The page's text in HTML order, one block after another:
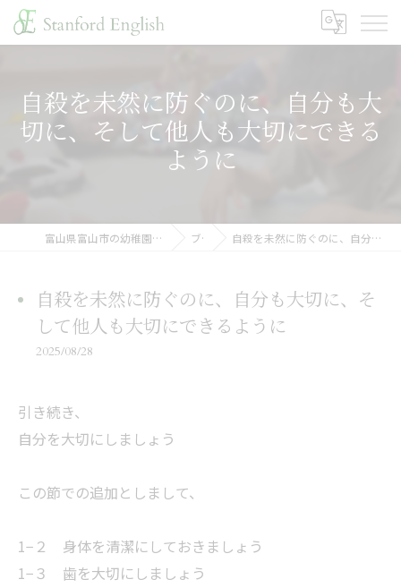
自殺を未然に防ぐのに、自分も大
切に、そして他人も大切にできる
ように
富山県富山市の幼稚園ならスタンフォードイングリッシュ ブログ 自殺を未然に防ぐのに、自分も大切に、そして他人も大切にできるように
自殺を未然に防ぐのに、自分も大切に、そ
して他人も大切にできるように
2025/08/28
引き続き、
自分を大切にしましょう
この節での追加としまして、
1−２ 身体を清潔にしておきましょう
1−３ 歯を大切にしましょう